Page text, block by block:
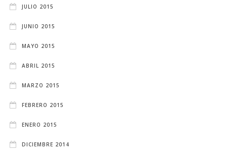
JULIO 2015
JUNIO 2015
MAYO 2015
ABRIL 2015
MARZO 2015
FEBRERO 2015
ENERO 2015
DICIEMBRE 2014